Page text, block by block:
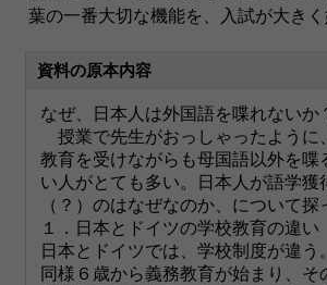
葉の一番大切な機能を、入試が大きく
資料の原本内容
なぜ、日本人は外国語を喋れないか
授業で先生がおっしゃったように
教育を受けながらも母国語以外を喋
い人がとても多い。日本人が語学獲
（？）のはなぜなのか、について探
１．日本とドイツの学校教育の違い
日本とドイツでは、学校制度が違う
同様６歳から義務教育が始まり、そ